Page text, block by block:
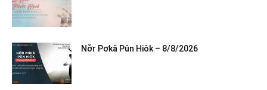
Nơ̆r Pơkă Pŭn Hiôk – 8/8/2026